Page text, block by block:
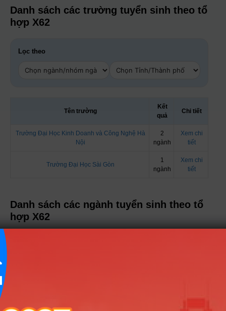
Danh sách các trường tuyển sinh theo tổ
hợp X62
Lọc theo
Tên trường
Kết
quả
Chi tiết
Trường Đại Học Kinh Doanh và Công Nghệ Hà
Nội
2
ngành
Xem chi
tiết
Trường Đại Học Sài Gòn
1
ngành
Xem chi
tiết
Danh sách các ngành tuyển sinh theo tổ
hợp X62